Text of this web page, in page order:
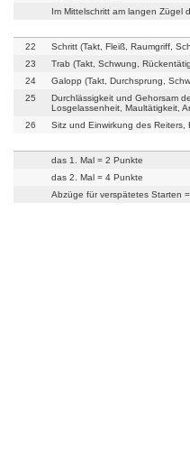
Im Mittelschritt am langen Zügel
22
Schritt (Takt, Fleiß, Raumgriff,
23
Trab (Takt, Schwung,
24
Galopp (Takt, Durchsprung,
25
Durchlässigkeit und Gehorsam
Losgelassenheit, Maultätigkeit,
26
Sitz und Einwirkung des
das 1. Mal = 2 Punkte
das 2. Mal = 4 Punkte
Abzüge für verspätetes Starten